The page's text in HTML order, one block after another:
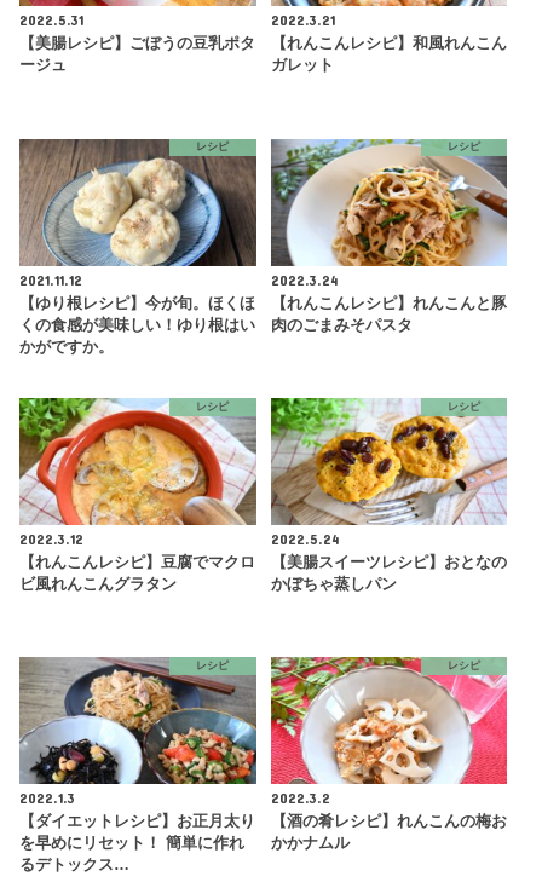
2022.5.31
【美腸レシピ】ごぼうの豆乳ポタ
ージュ
2022.3.21
【れんこんレシピ】和風れんこん
ガレット
レシピ
2021.11.12
【ゆり根レシピ】今が旬。ほくほ
くの食感が美味しい！ゆり根はい
かがですか。
レシピ
2022.3.24
【れんこんレシピ】れんこんと豚
肉のごまみそパスタ
レシピ
2022.3.12
【れんこんレシピ】豆腐でマクロ
ビ風れんこんグラタン
レシピ
2022.5.24
【美腸スイーツレシピ】おとなの
かぼちゃ蒸しパン
レシピ
2022.1.3
【ダイエットレシピ】お正月太り
を早めにリセット！ 簡単に作れ
るデトックス…
レシピ
2022.3.2
【酒の肴レシピ】れんこんの梅お
かかナムル